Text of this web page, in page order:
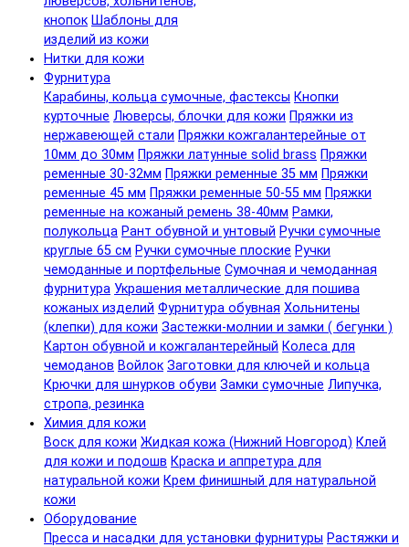
кнопок Шаблоны для
изделий из кожи
Нитки для кожи
Фурнитура
Карабины, кольца сумочные, фастексы Кнопки
курточные Люверсы, блочки для кожи Пряжки из
нержавеющей стали Пряжки кожгалантерейные от
10мм до 30мм Пряжки латунные solid brass Пряжки
ременные 30-32мм Пряжки ременные 35 мм Пряжки
ременные 45 мм Пряжки ременные 50-55 мм Пряжки
ременные на кожаный ремень 38-40мм Рамки,
полукольца Рант обувной и унтовый Ручки сумочные
круглые 65 см Ручки сумочные плоские Ручки
чемоданные и портфельные Сумочная и чемоданная
фурнитура Украшения металлические для пошива
кожаных изделий Фурнитура обувная Хольнитены
(клепки) для кожи Застежки-молнии и замки ( бегунки )
Картон обувной и кожгалантерейный Колеса для
чемоданов Войлок Заготовки для ключей и кольца
Крючки для шнурков обуви Замки сумочные Липучка,
стропа, резинка
Химия для кожи
Воск для кожи Жидкая кожа (Нижний Новгород) Клей
для кожи и подошв Краска и аппретура для
натуральной кожи Крем финишный для натуральной
кожи
Оборудование
Пресса и насадки для установки фурнитуры Растяжки и